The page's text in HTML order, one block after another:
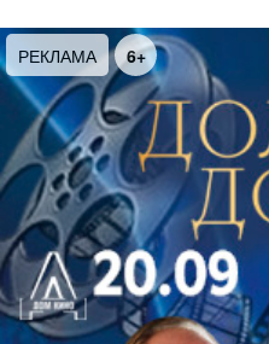
Певица – Евгения
Аккомпаниатор –
Фокусник – Дмитрий
Танцор – Антон
Артист Поливанов –
Писатель Лютиков –
Лейтенант – Дмитрий
Клоун Отто – Евгений
Мария Петровна, жена
Квитко/ Анна Шмелева
Зинаида, жена
РЕКЛАМА 6+